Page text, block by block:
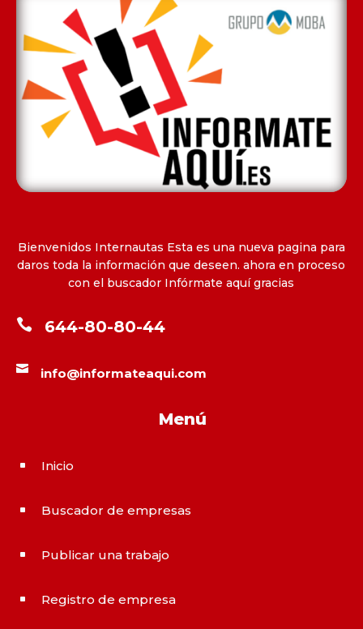
Bienvenidos Internautas Esta es una nueva pagina para
daros toda la información que deseen. ahora en proceso
con el buscador Infórmate aquí gracias
 644-80-80-44
 info@informateaqui.com
Menú
^ Inicio
^ Buscador de empresas
^ Publicar una trabajo
^ Registro de empresa